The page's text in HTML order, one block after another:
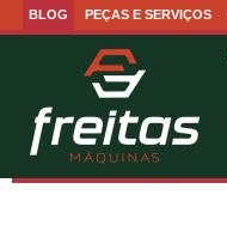
BLOG PEÇAS E SERVIÇOS